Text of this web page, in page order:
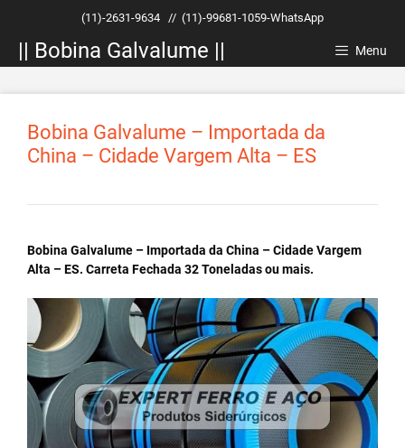
conteúdo
(11)-2631-9634 // (11)-99681-1059-WhatsApp
|| Bobina Galvalume || Menu
Bobina Galvalume – Importada da
China – Cidade Vargem Alta – ES
Bobina Galvalume – Importada da China – Cidade Vargem
Alta – ES. Carreta Fechada 32 Toneladas ou mais.